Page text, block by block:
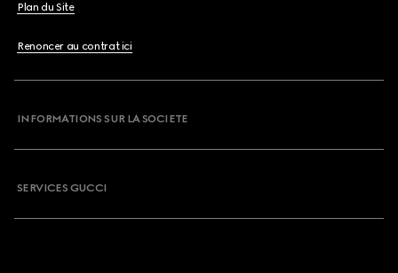
Plan du Site
Renoncer au contrat ici
INFORMATIONS SUR LA SOCIETE
SERVICES GUCCI